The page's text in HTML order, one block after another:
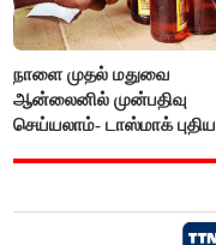
நாளை முதல் மதுவை
ஆன்லைனில் முன்பதிவு
செய்யலாம்- டாஸ்மாக் புதிய